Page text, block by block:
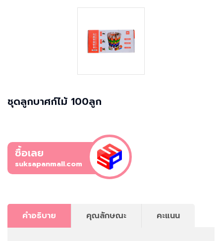
ชุดลูกบาศก์ไม้ 100ลูก
ซื้อเลย
suksapanmall.com
คำอธิบาย คุณลักษณะ คะแนน